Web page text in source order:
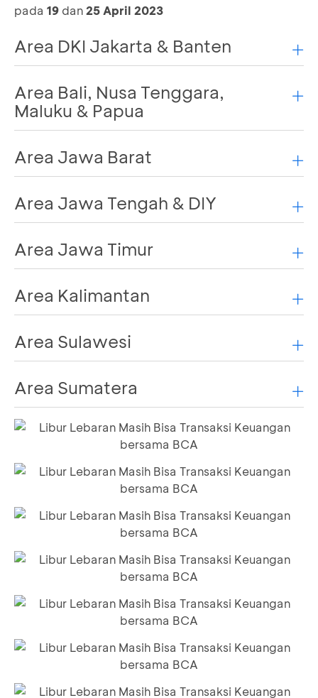
pada 19 dan25 April 2023
Area DKI Jakarta & Banten
Area Bali, Nusa Tenggara,
Maluku & Papua
Area Jawa Barat
Area Jawa Tengah & DIY
Area Jawa Timur
Area Kalimantan
Area Sulawesi
Area Sumatera